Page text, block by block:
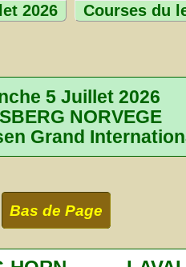
2026 Courses du
5 Juillet 2026
NORVEGE
Grand
Bas de Page